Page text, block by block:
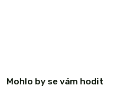
Mohlo by se vám hodit